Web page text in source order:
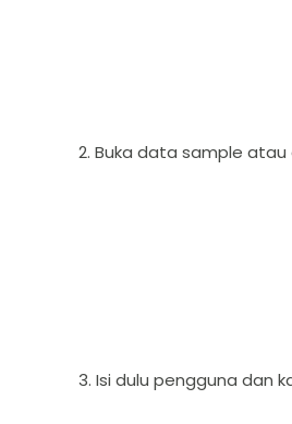
2. Buka data sample
3. Isi dulu pengguna dan